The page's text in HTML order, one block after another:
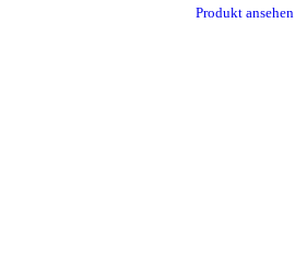
Produkt ansehen